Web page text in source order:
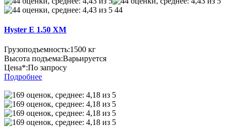
44
Hyster E 1.50 XM
Грузоподъемность:1500 кг
Высота подъема:Варьируется
Цена*:По запросу
Подробнее